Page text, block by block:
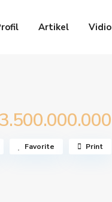
Artikel Vidio
Favorite Print